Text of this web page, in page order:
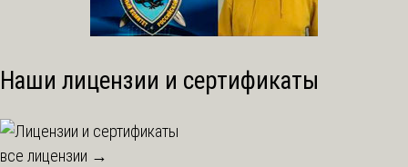
Наши лицензии и сертификаты
все лицензии →